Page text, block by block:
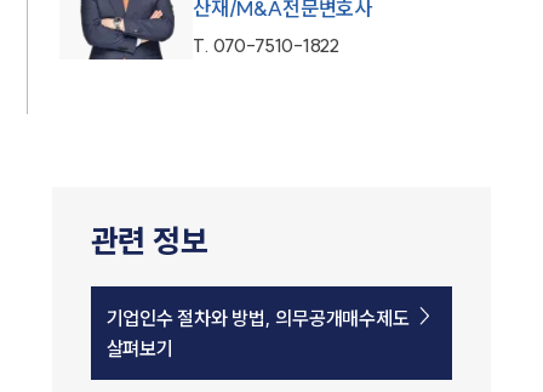
산재/M&A전문변호사
T. 070-7510-1822
관련 정보
기업인수 절차와 방법, 의무공개매수제도
살펴보기